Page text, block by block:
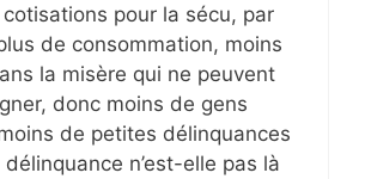
pour la sécu, par
de consommation, moins
la misère qui ne peuvent
donc moins de gens
de petites délinquances
n’est-elle pas là